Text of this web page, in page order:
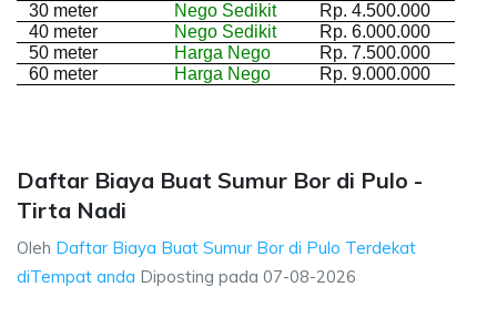
30 meter
Nego Sedikit
Rp. 4.500.000
40 meter
Nego Sedikit
Rp. 6.000.000
50 meter
Harga Nego
Rp. 7.500.000
60 meter
Harga Nego Rp. 9.000.000
Daftar Biaya Buat Sumur Bor di Pulo -
Tirta Nadi
Oleh Daftar Biaya Buat Sumur Bor di Pulo Terdekat
diTempat anda Diposting pada 07-08-2026